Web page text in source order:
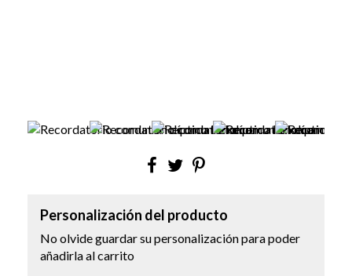
Personalización del producto
No olvide guardar su personalización para poder
añadirla al carrito